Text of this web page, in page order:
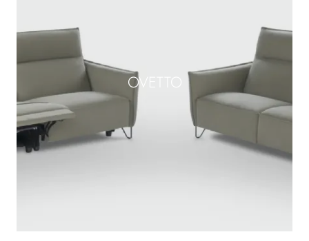
OVETTO